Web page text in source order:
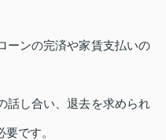
ーンの完済や家賃支払いの
話し合い、退去を求められ
です。